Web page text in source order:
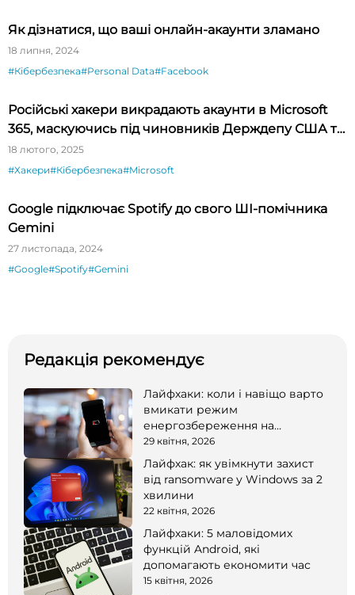
Як дізнатися, що ваші онлайн-акаунти зламано
18 липня, 2024
#Кібербезпека#Personal Data#Facebook
Російські хакери викрадають акаунти в Microsoft
365, маскуючись під чиновників Держдепу США та
Міноборони України
18 лютого, 2025
#Хакери#Кібербезпека#Microsoft
Google підключає Spotify до свого ШІ-помічника
Gemini
27 листопада, 2024
#Google#Spotify#Gemini
Редакція рекомендує
Лайфхаки: коли і навіщо варто
вмикати режим
енергозбереження на
смартфоні
29 квітня, 2026
Лайфхак: як увімкнути захист
від ransomware у Windows за 2
хвилини
22 квітня, 2026
Лайфхаки: 5 маловідомих
функцій Android, які
допомагають економити час
15 квітня, 2026